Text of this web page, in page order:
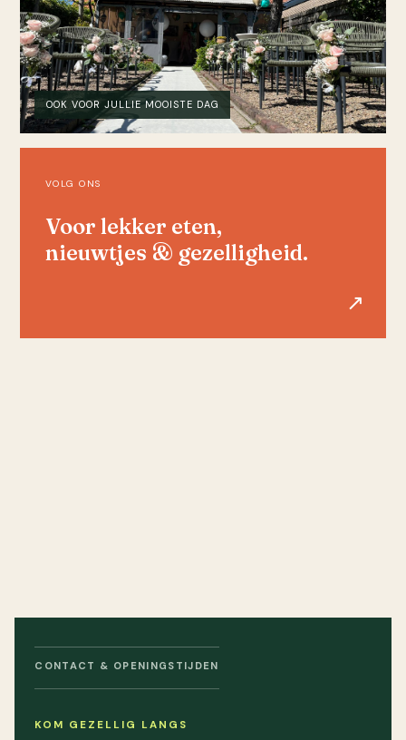
OOK VOOR JULLIE MOOISTE DAG
VOLG ONS
Voor lekker eten,
nieuwtjes & gezelligheid.
↗
CONTACT & OPENINGSTIJDEN
KOM GEZELLIG LANGS